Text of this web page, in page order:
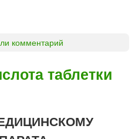
комментарий
таблетки